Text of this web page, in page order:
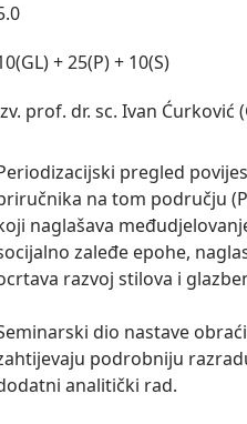
+ 25(P) + 10(S)
prof. dr. sc. Ivan Ćurković
pregled
na tom području
naglašava
zaleđe epohe,
razvoj stilova i
dio nastave
podrobniju
analitički rad.